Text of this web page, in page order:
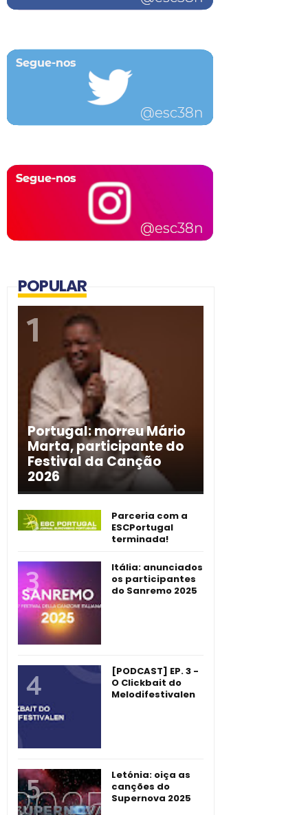
POPULAR
Portugal: morreu Mário
Marta, participante do
Festival da Canção
2026
Parceria com a
ESCPortugal
terminada!
Itália: anunciados
os participantes
do Sanremo 2025
[PODCAST] EP. 3 -
O Clickbait do
Melodifestivalen
Letónia: oiça as
canções do
Supernova 2025